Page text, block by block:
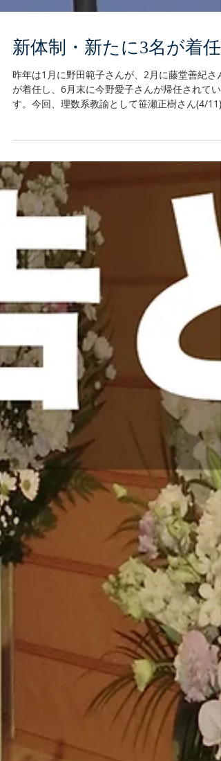
新体制・新たに3名が着任
昨年は1月に野田範子さんが、2月に藤堂善紀さん
が着任し、6月末に今野愛子さんが帰任されてい
す。今回、理数系教諭として笹瀬正樹さん(4/11)
現地プロジェクトマネージャーとして鷹野晃司さ
ん(4/24)、養護教諭・日本文化の當内知恵子さん
(4/24)の3名が新たに着任いたし...